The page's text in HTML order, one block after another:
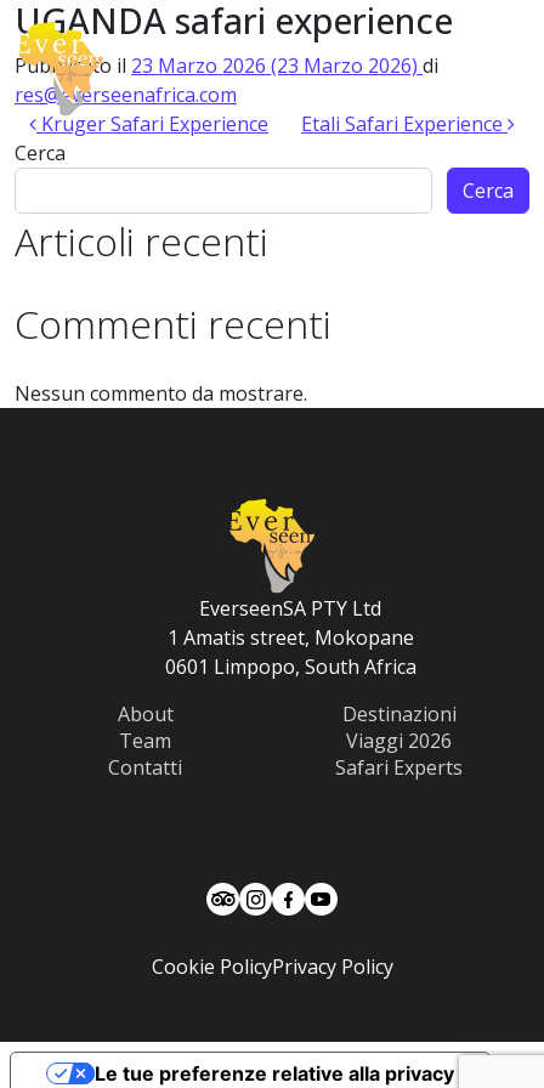
Vai al contenuto
Navigazione principale
UGANDA safari experience
Pubblicato il 23 Marzo 2026 (23 Marzo 2026) di
res@everseenafrica.com
Navigazione articoli
Kruger Safari Experience
Etali Safari Experience
Cerca
Cerca
Articoli recenti
Commenti recenti
Nessun commento da mostrare.
EverseenSA PTY Ltd
1 Amatis street, Mokopane
0601 Limpopo, South Africa
About
Team
Contatti
Destinazioni
Viaggi 2026
Safari Experts
Cookie PolicyPrivacy Policy
Le tue preferenze relative alla privacy